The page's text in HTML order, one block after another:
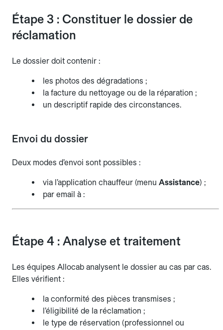
Étape 3 : Constituer le dossier de
réclamation
Le dossier doit contenir :
les photos des dégradations ;
la facture du nettoyage ou de la réparation ;
un descriptif rapide des circonstances.
Envoi du dossier
Deux modes d’envoi sont possibles :
via l’application chauffeur (menu Assistance) ;
par email à :
Étape 4 : Analyse et traitement
Les équipes Allocab analysent le dossier au cas par cas.
Elles vérifient :
la conformité des pièces transmises ;
l’éligibilité de la réclamation ;
le type de réservation (professionnel ou